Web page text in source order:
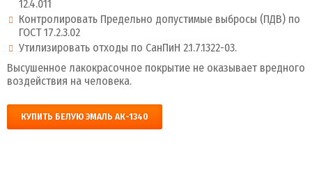
12.4.011
Контролировать Предельно допустимые выбросы (ПДВ) по
ГОСТ 17.2.3.02
Утилизировать отходы по СанПиН 2.1.7.1322-03.
Высушенное лакокрасочное покрытие не оказывает вредного
воздействия на человека.
КУПИТЬ БЕЛУЮ ЭМАЛЬ АК-1340